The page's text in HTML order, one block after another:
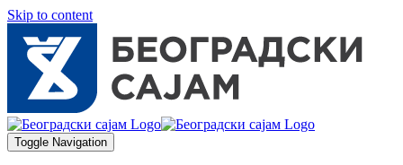
Skip to content
Toggle Navigation